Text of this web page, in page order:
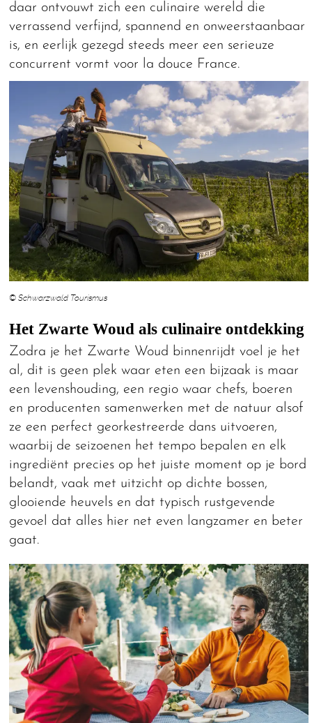
daar ontvouwt zich een culinaire wereld die
verrassend verfijnd, spannend en onweerstaanbaar
is, en eerlijk gezegd steeds meer een serieuze
concurrent vormt voor la douce France.
© Schwarzwald Tourismus
Het Zwarte Woud als culinaire ontdekking
Zodra je het Zwarte Woud binnenrijdt voel je het
al, dit is geen plek waar eten een bijzaak is maar
een levenshouding, een regio waar chefs, boeren
en producenten samenwerken met de natuur alsof
ze een perfect georkestreerde dans uitvoeren,
waarbij de seizoenen het tempo bepalen en elk
ingrediënt precies op het juiste moment op je bord
belandt, vaak met uitzicht op dichte bossen,
glooiende heuvels en dat typisch rustgevende
gevoel dat alles hier net even langzamer en beter
gaat.